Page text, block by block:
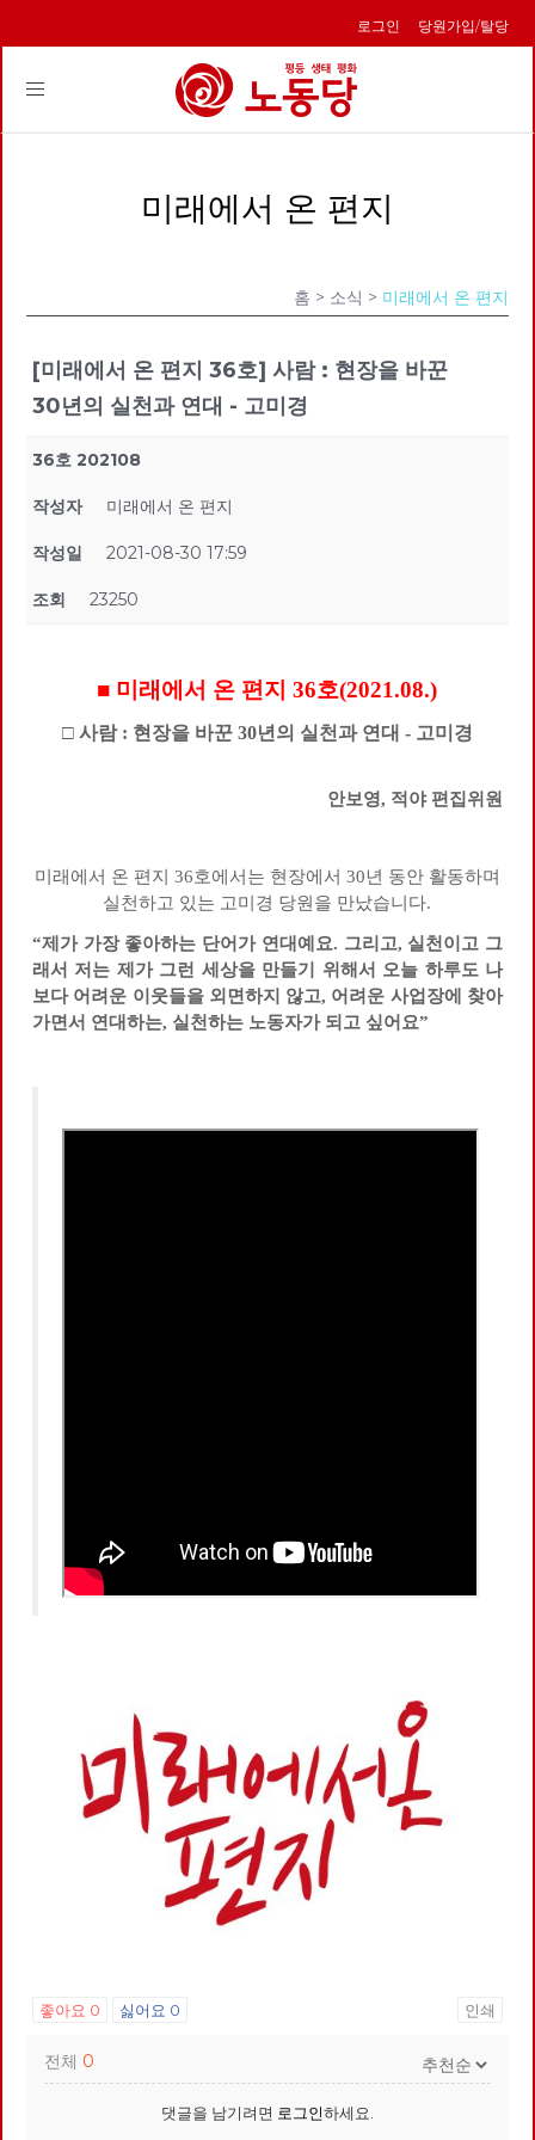
로그인 당원가입/탈당
Toggle
미래에서 온 편지
홈 > 소식 > 미래에서 온 편지
[미래에서 온 편지 36호] 사람 : 현장을 바꾼
30년의 실천과 연대 - 고미경
36호 202108
작성자 미래에서 온 편지
작성일 2021-08-30 17:59
조회 23250
■ 미래에서 온 편지 36호(2021.08.)
□ 사람 : 현장을 바꾼 30년의 실천과 연대 - 고미경
안보영, 적야 편집위원
미래에서 온 편지 36호에서는 현장에서 30년 동안 활동하며
실천하고 있는 고미경 당원을 만났습니다.
“제가 가장 좋아하는 단어가 연대예요. 그리고, 실천이고 그
래서 저는 제가 그런 세상을 만들기 위해서 오늘 하루도 나
보다 어려운 이웃들을 외면하지 않고, 어려운 사업장에 찾아
가면서 연대하는, 실천하는 노동자가 되고 싶어요”
좋아요 0 싫어요 0 인쇄
전체 0
댓글을 남기려면 로그인하세요.